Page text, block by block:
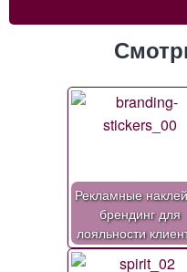
Рекламные
брендинг для
лояльности